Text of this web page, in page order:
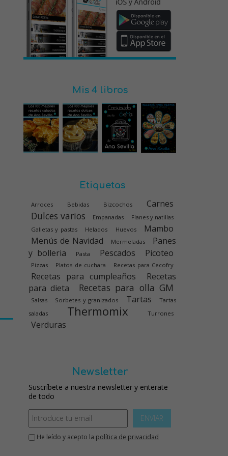
Mis 4 libros
Etiquetas
Arroces Bebidas Bizcochos Carnes
Dulces varios Empanadas
Flanes y natillas
Galletas y pastas
Helados Huevos
Mambo
Menús de Navidad
Mermeladas
Panes
y bolleria
Pasta Pescados Picoteo
Pizzas Platos de cuchara Recetas para Cecofry
Recetas para cumpleaños
Recetas
para dieta
Recetas para olla GM
Salsas Sorbetes y granizados Tartas
Tartas
saladas
Thermomix Turrones
Verduras
Newsletter
Suscríbete a nuestra newsletter y enterate
de todo
ENVIAR
He leído y acepto la política de privacidad